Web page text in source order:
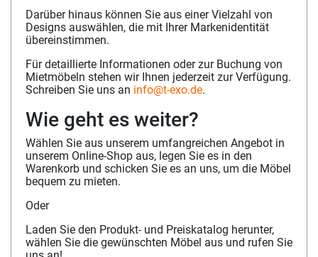
Darüber hinaus können Sie aus einer Vielzahl von
Designs auswählen, die mit Ihrer Markenidentität
übereinstimmen.
Für detaillierte Informationen oder zur Buchung von
Mietmöbeln stehen wir Ihnen jederzeit zur Verfügung.
Schreiben Sie uns an info@t-exo.de.
Wie geht es weiter?
Wählen Sie aus unserem umfangreichen Angebot in
unserem Online-Shop aus, legen Sie es in den
Warenkorb und schicken Sie es an uns, um die Möbel
bequem zu mieten.
Oder
Laden Sie den Produkt- und Preiskatalog herunter,
wählen Sie die gewünschten Möbel aus und rufen Sie